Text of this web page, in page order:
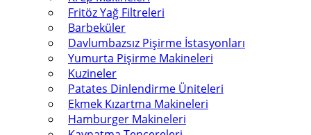
Fritöz Yağ Filtreleri
Barbeküler
Davlumbazsız Pişirme İstasyonları
Yumurta Pişirme Makineleri
Kuzineler
Patates Dinlendirme Üniteleri
Ekmek Kızartma Makineleri
Hamburger Makineleri